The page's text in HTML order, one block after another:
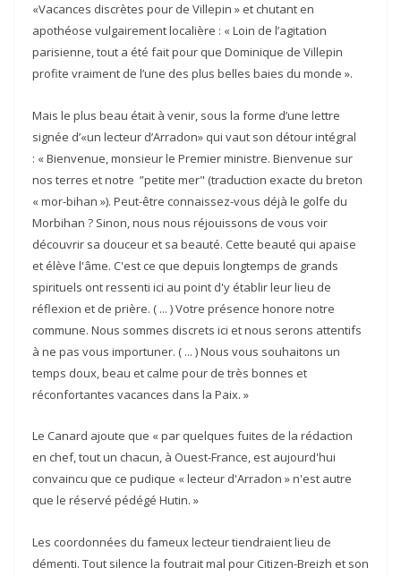
«Vacances discrètes pour de Villepin » et chutant en
apothéose vulgairement localière : « Loin de l’agitation
parisienne, tout a été fait pour que Dominique de Villepin
profite vraiment de l’une des plus belles baies du monde ».
Mais le plus beau était à venir, sous la forme d’une lettre
signée d’«un lecteur d’Arradon» qui vaut son détour intégral
: « Bienvenue, monsieur le Premier ministre. Bienvenue sur
nos terres et notre ”petite mer" (traduction exacte du breton
« mor-bihan »). Peut-être connaissez-vous déjà le golfe du
Morbihan ? Sinon, nous nous réjouissons de vous voir
découvrir sa douceur et sa beauté. Cette beauté qui apaise
et élève l'âme. C'est ce que depuis longtemps de grands
spirituels ont ressenti ici au point d'y établir leur lieu de
réflexion et de prière. ( ... ) Votre présence honore notre
commune. Nous sommes discrets ici et nous serons attentifs
à ne pas vous importuner. ( ... ) Nous vous souhaitons un
temps doux, beau et calme pour de très bonnes et
réconfortantes vacances dans la Paix. »
Le Canard ajoute que « par quelques fuites de la rédaction
en chef, tout un chacun, à Ouest-France, est aujourd'hui
convaincu que ce pudique « lecteur d'Arradon » n'est autre
que le réservé pédégé Hutin. »
Les coordonnées du fameux lecteur tiendraient lieu de
démenti. Tout silence la foutrait mal pour Citizen-Breizh et son